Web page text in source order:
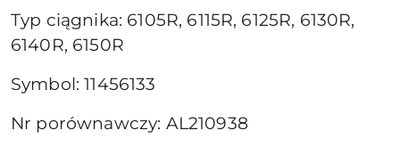
Typ ciągnika: 6105R, 6115R, 6125R, 6130R,
6140R, 6150R
Symbol: 11456133
Nr porównawczy: AL210938